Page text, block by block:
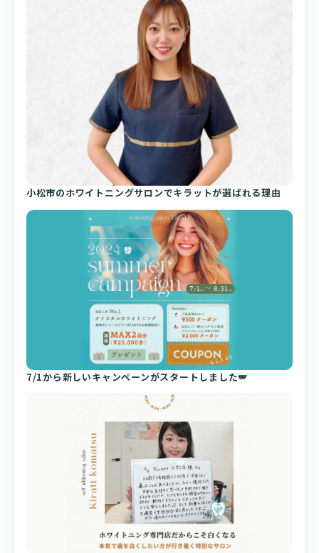
小松市のホワイトニングサロンでキラットが選ばれる理由
7/1から新しいキャンペーンがスタートしました🪽